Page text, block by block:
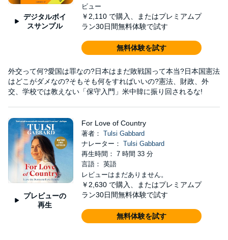
デジタルボイ
スサンプル
ビュー
￥2,110 で購入、またはプレミアムプ
ラン30日間無料体験で試す
無料体験を試す
外交って何?愛国は罪なの?日本はまだ敗戦国って本当?日本国憲法
はどこがダメなの?そもそも何をすればいいの?憲法、財政、外
交、学校では教えない「保守入門」米中韓に振り回されるな!
プレビューの
再生
For Love of Country
著者： Tulsi Gabbard
ナレーター： Tulsi Gabbard
再生時間： 7 時間 33 分
言語： 英語
レビューはまだありません。
￥2,630 で購入、またはプレミアムプ
ラン30日間無料体験で試す
無料体験を試す